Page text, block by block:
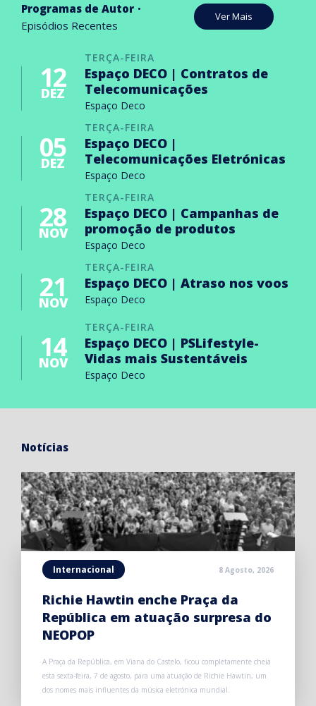
Programas de Autor
Episódios Recentes
Ver Mais
TERÇA-FEIRA
12
DEZ
Espaço DECO | Contratos de
Telecomunicações
Espaço Deco
TERÇA-FEIRA
05
DEZ
Espaço DECO |
Telecomunicações Eletrónicas
Espaço Deco
TERÇA-FEIRA
28
NOV
Espaço DECO | Campanhas de
promoção de produtos
Espaço Deco
TERÇA-FEIRA
21
NOV
Espaço DECO | Atraso nos voos
Espaço Deco
TERÇA-FEIRA
14
NOV
Espaço DECO | PSLifestyle-
Vidas mais Sustentáveis
Espaço Deco
Notícias
Internacional 8 Agosto, 2026
Richie Hawtin enche Praça da
República em atuação surpresa do
NEOPOP
A Praça da República, em Viana do Castelo, ficou completamente cheia
esta sexta-feira, 7 de agosto, para uma atuação de Richie Hawtin, um
dos nomes mais influentes da música eletrónica mundial.